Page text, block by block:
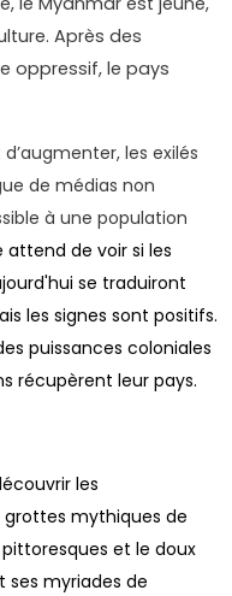
Après des
oppressif, le pays
les exilés
de médias non
à une population
attend de voir si les
se traduiront
les signes sont positifs.
puissances coloniales
récupèrent leur pays.
les
grottes mythiques de
et le doux
ses myriades de